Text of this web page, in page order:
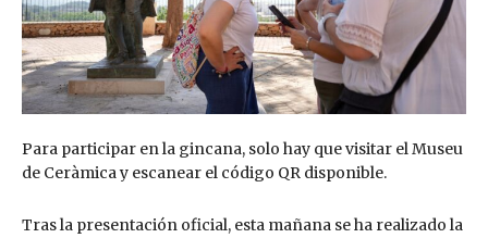
Para participar en la gincana, solo hay que visitar el Museu
de Ceràmica y escanear el código QR disponible.
Tras la presentación oficial, esta mañana se ha realizado la